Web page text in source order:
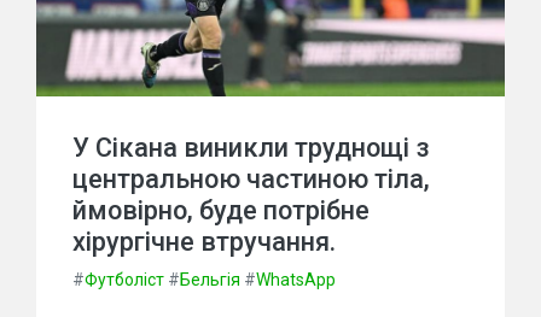
У Сікана виникли труднощі з
центральною частиною тіла,
ймовірно, буде потрібне
хірургічне втручання.
#Футболіст #Бельгія #WhatsApp